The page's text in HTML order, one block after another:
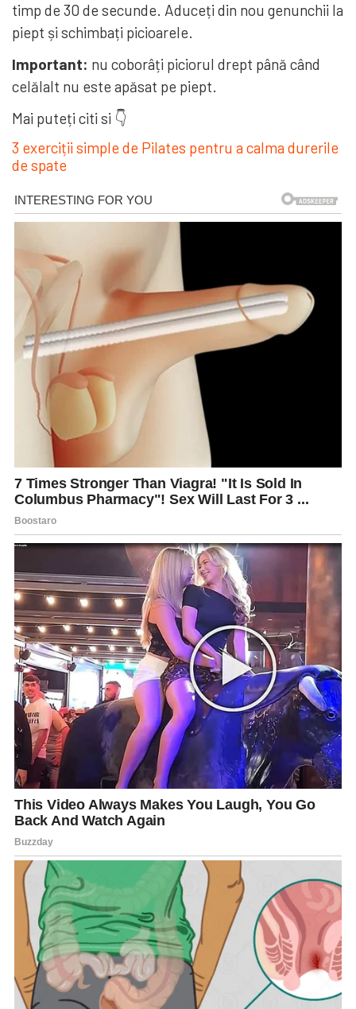
timp de 30 de secunde. Aduceți din nou genunchii la
piept și schimbați picioarele.
Important: nu coborâți piciorul drept până când
celălalt nu este apăsat pe piept.
Mai puteți citi si 👇
3 exerciții simple de Pilates pentru a calma durerile
de spate